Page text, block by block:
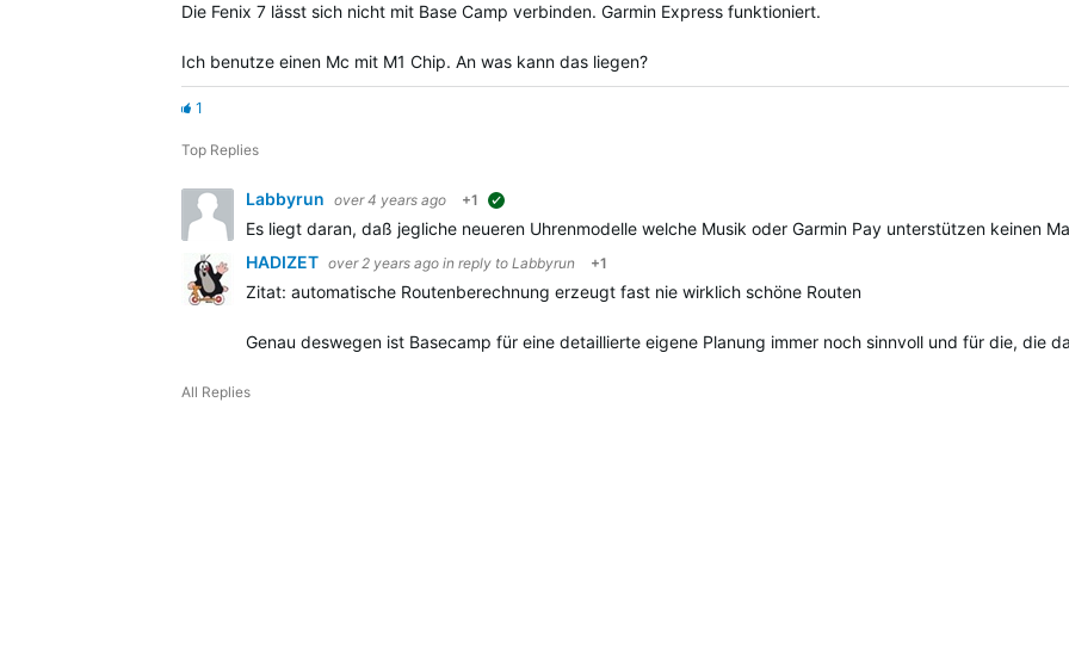
Die Fenix 7 lässt sich nicht mit Base Camp verbinden. Garmin Express funktioniert.
Ich benutze einen Mc mit M1 Chip. An was kann das liegen?
1
Top Replies
Labbyrun over 4 years ago +1
Es liegt daran, daß jegliche neueren Uhrenmodelle welche Musik oder Garmin Pay unterstützen keinen
HADIZET over 2 years ago in reply to Labbyrun +1
Zitat: automatische Routenberechnung erzeugt fast nie wirklich schöne Routen
Genau deswegen ist Basecamp für eine detaillierte eigene Planung immer noch sinnvoll und für die, die
All Replies